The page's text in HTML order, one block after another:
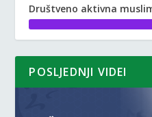
Društveno aktivna
POSLJEDNJI VIDEI